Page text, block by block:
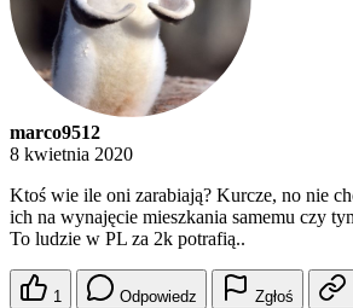
marco9512
8 kwietnia 2020
Ktoś wie ile oni zarabiają? Kurcze, no nie
ich na wynajęcie mieszkania samemu czy
To ludzie w PL za 2k potrafią..
1 Odpowiedz Zgłoś